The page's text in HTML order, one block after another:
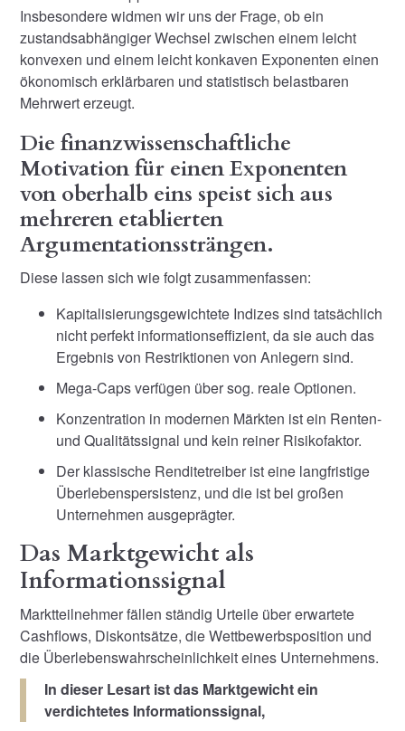
Insbesondere widmen wir uns der Frage, ob ein
zustandsabhängiger Wechsel zwischen einem leicht
konvexen und einem leicht konkaven Exponenten einen
ökonomisch erklärbaren und statistisch belastbaren
Mehrwert erzeugt.
Die finanzwissenschaftliche
Motivation für einen Exponenten
von oberhalb eins speist sich aus
mehreren etablierten
Argumentationssträngen.
Diese lassen sich wie folgt zusammenfassen:
Kapitalisierungsgewichtete Indizes sind tatsächlich
nicht perfekt informationseffizient, da sie auch das
Ergebnis von Restriktionen von Anlegern sind.
Mega-Caps verfügen über sog. reale Optionen.
Konzentration in modernen Märkten ist ein Renten-
und Qualitätssignal und kein reiner Risikofaktor.
Der klassische Renditetreiber ist eine langfristige
Überlebenspersistenz, und die ist bei großen
Unternehmen ausgeprägter.
Das Marktgewicht als
Informationssignal
Marktteilnehmer fällen ständig Urteile über erwartete
Cashflows, Diskontsätze, die Wettbewerbsposition und
die Überlebenswahrscheinlichkeit eines Unternehmens.
In dieser Lesart ist das Marktgewicht ein
verdichtetes Informationssignal,